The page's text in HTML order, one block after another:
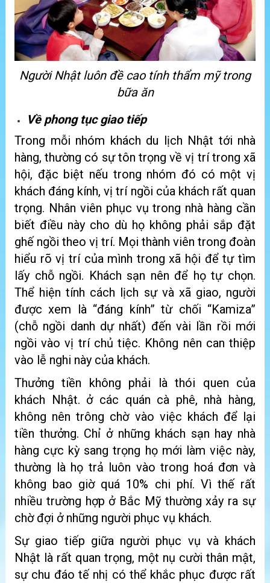
Người Nhật luôn đề cao tính thẩm mỹ trong
bữa ăn
Về phong tục giao tiếp
Trong mỗi nhóm khách du lịch Nhật tới nhà
hàng, thường có sự tôn trọng về vị trí trong xã
hội, đặc biệt nếu trong nhóm đó có một vị
khách đáng kính, vị trí ngồi của khách rất quan
trọng. Nhân viên phục vụ trong nhà hàng cần
biết điều này cho dù họ không phải sắp đặt
ghế ngồi theo vị trí. Mọi thành viên trong đoàn
hiểu rõ vị trí của mình trong xã hội để tự tìm
lấy chỗ ngồi. Khách sạn nên để họ tự chọn.
Thể hiện tính cách lịch sự và xã giao, người
được xem là “đáng kính” từ chối “Kamiza”
(chỗ ngồi danh dự nhất) đến vài lần rồi mới
ngồi vào vị trí chủ tiệc. Không nên can thiệp
vào lễ nghi này của khách.
Thưởng tiền không phải là thói quen của
khách Nhật. ở các quán cà phê, nhà hàng,
không nên trông chờ vào việc khách để lại
tiền thưởng. Chỉ ở những khách sạn hay nhà
hàng cực kỳ sang trọng họ mới làm việc này,
thường là họ trả luôn vào trong hoá đơn và
không bao giờ quá 10% chi phí. Vì thế rất
nhiều trường hợp ở Bắc Mỹ thường xảy ra sự
chờ đợi ở những người phục vụ khách.
Sự giao tiếp giữa người phục vụ và khách
Nhật là rất quan trọng, một nụ cười thân mật,
sự chu đáo tế nhị có thể khắc phục được rất